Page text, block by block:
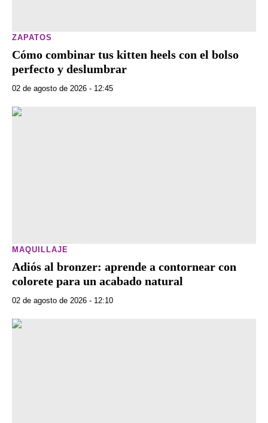
ZAPATOS
Cómo combinar tus kitten heels con el bolso
perfecto y deslumbrar
02 de agosto de 2026 - 12:45
MAQUILLAJE
Adiós al bronzer: aprende a contornear con
colorete para un acabado natural
02 de agosto de 2026 - 12:10